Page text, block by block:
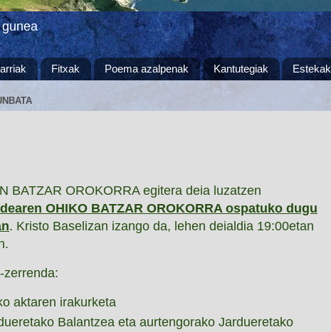
Fitxak Poema azalpenak Kantutegiak Estekak
BATZAR OROKORRA egitera deia luzatzen
OHIKO BATZAR OROKORRA ospatuko dugu
. Kristo Baselizan izango da, lehen deialdia 19:00etan
zerrenda:
aktaren irakurketa
Balantzea eta aurtengorako Jardueretako